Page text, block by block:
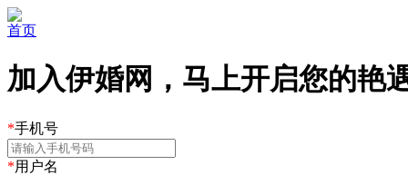
首页
加入伊婚网，马上开启您的艳
*手机号
*用户名